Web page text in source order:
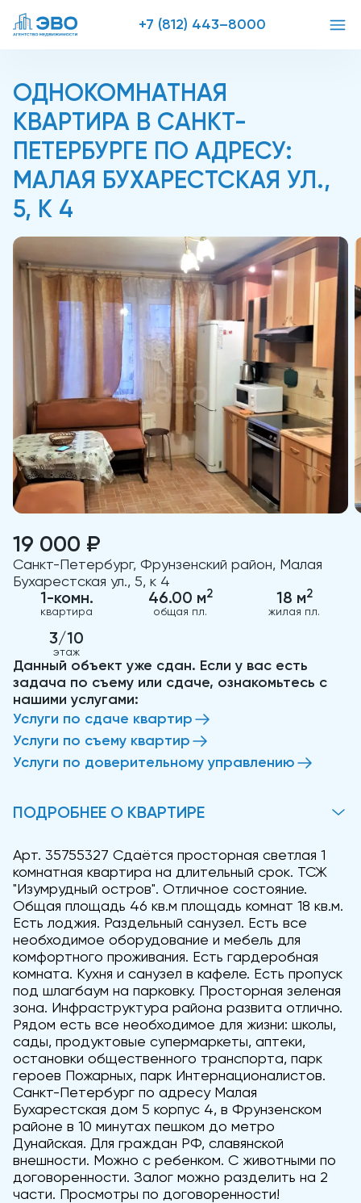
+7 (812) 443–8000
ОДНОКОМНАТНАЯ
КВАРТИРА В САНКТ-
ПЕТЕРБУРГЕ ПО АДРЕСУ:
МАЛАЯ БУХАРЕСТСКАЯ УЛ.,
5, К 4
19 000 ₽
Санкт-Петербург, Фрунзенский район, Малая
Бухарестская ул., 5, к 4
1-комн.
квартира
46.00 м2
общая пл.
18 м2
жилая пл.
3/10
этаж
Данный объект уже сдан. Если у вас есть
задача по съему или сдаче, ознакомьтесь с
нашими услугами:
Услуги по сдаче квартир
Услуги по съему квартир
Услуги по доверительному управлению
ПОДРОБНЕЕ О КВАРТИРЕ
Арт. 35755327 Сдаётся просторная светлая 1
комнатная квартира на длительный срок. ТСЖ
"Изумрудный остров". Отличное состояние.
Общая площадь 46 кв.м площадь комнат 18 кв.м.
Есть лоджия. Раздельный санузел. Есть все
необходимое оборудование и мебель для
комфортного проживания. Есть гардеробная
комната. Кухня и санузел в кафеле. Есть пропуск
под шлагбаум на парковку. Просторная зеленая
зона. Инфраструктура района развита отлично.
Рядом есть все необходимое для жизни: школы,
сады, продуктовые супермаркеты, аптеки,
остановки общественного транспорта, парк
героев Пожарных, парк Интернационалистов.
Санкт-Петербург по адресу Малая
Бухарестская дом 5 корпус 4, в Фрунзенском
районе в 10 минутах пешком до метро
Дунайская. Для граждан РФ, славянской
внешности. Можно с ребенком. С животными по
договоренности. Залог можно разделить на 2
части. Просмотры по договоренности!